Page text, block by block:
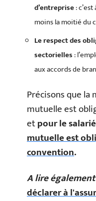
d’entreprise:
moins la moitié du
Le respect des
sectorielles:
aux accords de
Précisons que la
mutuelle est
etpour le
mutuelle est
convention.
A lire
déclarer à